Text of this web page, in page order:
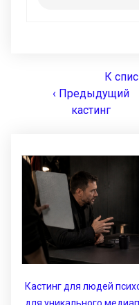
К
‹ Предыдущий
кастинг
Кастинг для людей